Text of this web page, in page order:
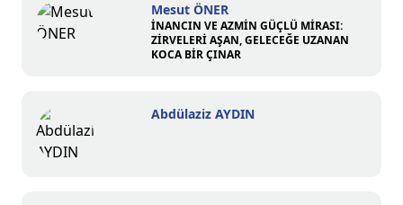
Mesut ÖNER
İNANCIN VE AZMİN GÜÇLÜ MİRASI:
ZİRVELERİ AŞAN, GELECEĞE UZANAN
KOCA BİR ÇINAR
Abdülaziz AYDIN